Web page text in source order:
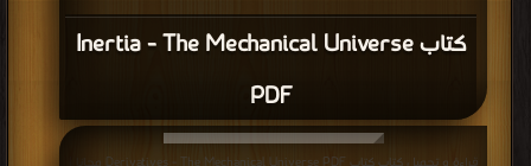
كتاب Inertia - The Mechanical Universe
PDF